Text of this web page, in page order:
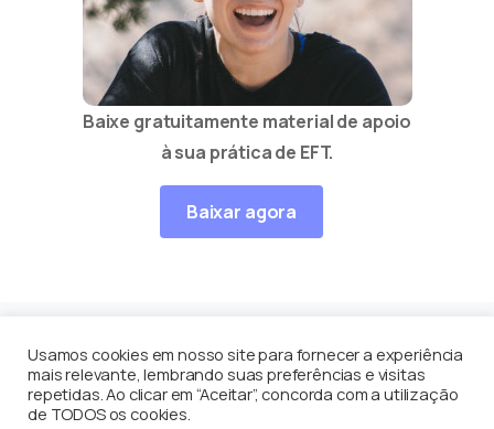
Baixe gratuitamente material de apoio
à sua prática de EFT.
Baixar agora
Equilíbrio ContínuoporEnéas Guerriero© Todos os
direito reservados
Usamos cookies em nosso site para fornecer a experiência
mais relevante, lembrando suas preferências e visitas
repetidas. Ao clicar em “Aceitar”, concorda com a utilização
de TODOS os cookies.